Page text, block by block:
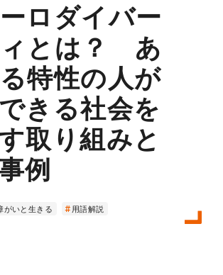
ロダイバー
とは？ あ
特性の人が
きる社会を
取り組みと
例
がいと生きる 用語解説